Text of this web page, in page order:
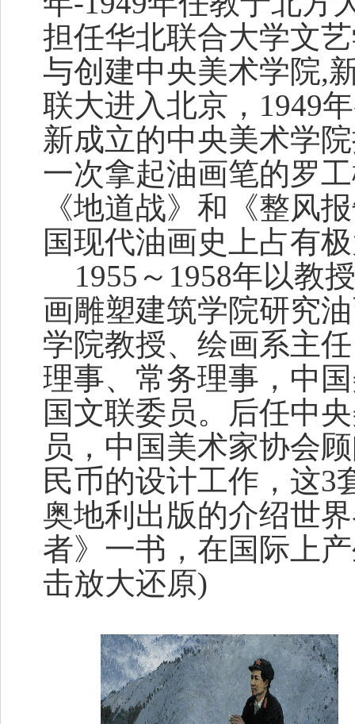
担任华北联合大学文
与创建中央美术学院,
联大进入北京，1949
新成立的中央美术学
一次拿起油画笔的罗
《地道战》和《整风
国现代油画史上占有
1955～1958年以教
画雕塑建筑学院研究
学院教授、绘画系主
理事、常务理事，中
国文联委员。后任中
员， 中国美术家协会
民币的设计工作，这3
奥地利出版的介绍世
者》一书，在国际上
击放大还原)